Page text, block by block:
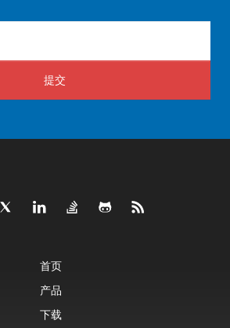
提交
首页
产品
下载